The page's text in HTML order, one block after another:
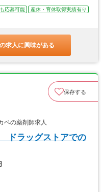
応募可能
産休・育休取得実績有り
求人に興味がある
保存する
ベの薬剤師求人
ドラッグストアでの